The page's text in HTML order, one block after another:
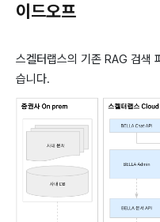
이드오프
스켈터랩스의 기존 RAG 검색
습니다.